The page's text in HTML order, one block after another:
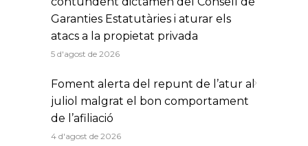
Garanties Estatutàries i aturar els
atacs a la propietat privada
5 d'agost de 2026
Foment alerta del repunt de l’atur al
juliol malgrat el bon comportament
de l’afiliació
4 d'agost de 2026